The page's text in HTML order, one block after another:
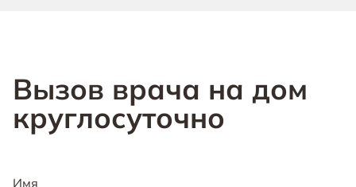
Вызов врача на дом
круглосуточно